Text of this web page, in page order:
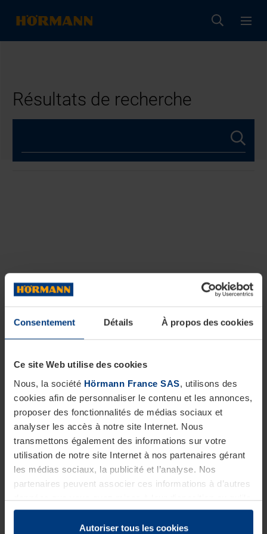
Consentement Détails À propos des cookies
Ce site Web utilise des cookies
Nous, la société Hörmann France SAS, utilisons des
cookies afin de personnaliser le contenu et les annonces,
proposer des fonctionnalités de médias sociaux et
analyser les accès à notre site Internet. Nous
transmettons également des informations sur votre
utilisation de notre site Internet à nos partenaires gérant
les médias sociaux, la publicité et l’analyse. Nos
partenaires peuvent associer ces informations à d’autres
données que vous avez mises à leur disposition ou qu’ils
ont collectées dans le cadre de votre utilisation des
Autoriser tous les cookies
Résultats de recherche